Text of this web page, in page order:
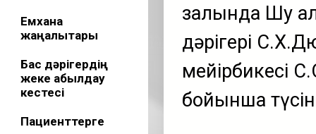
Емхана
жаңалықтары
Бас дәрігердің
жеке қабылдау
кестесі
Пациенттерге
залында Шу
дәрігері
мейірбикесі
бойынша